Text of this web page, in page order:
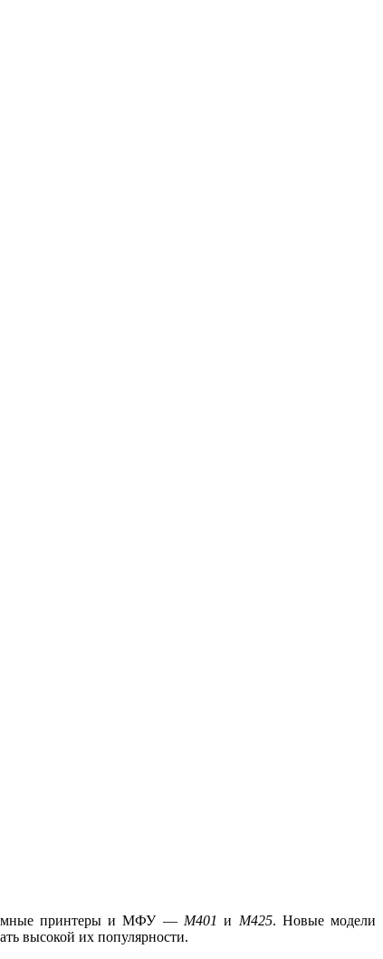
принтеры и МФУ — M401 и M425. Новые модели
высокой их популярности.